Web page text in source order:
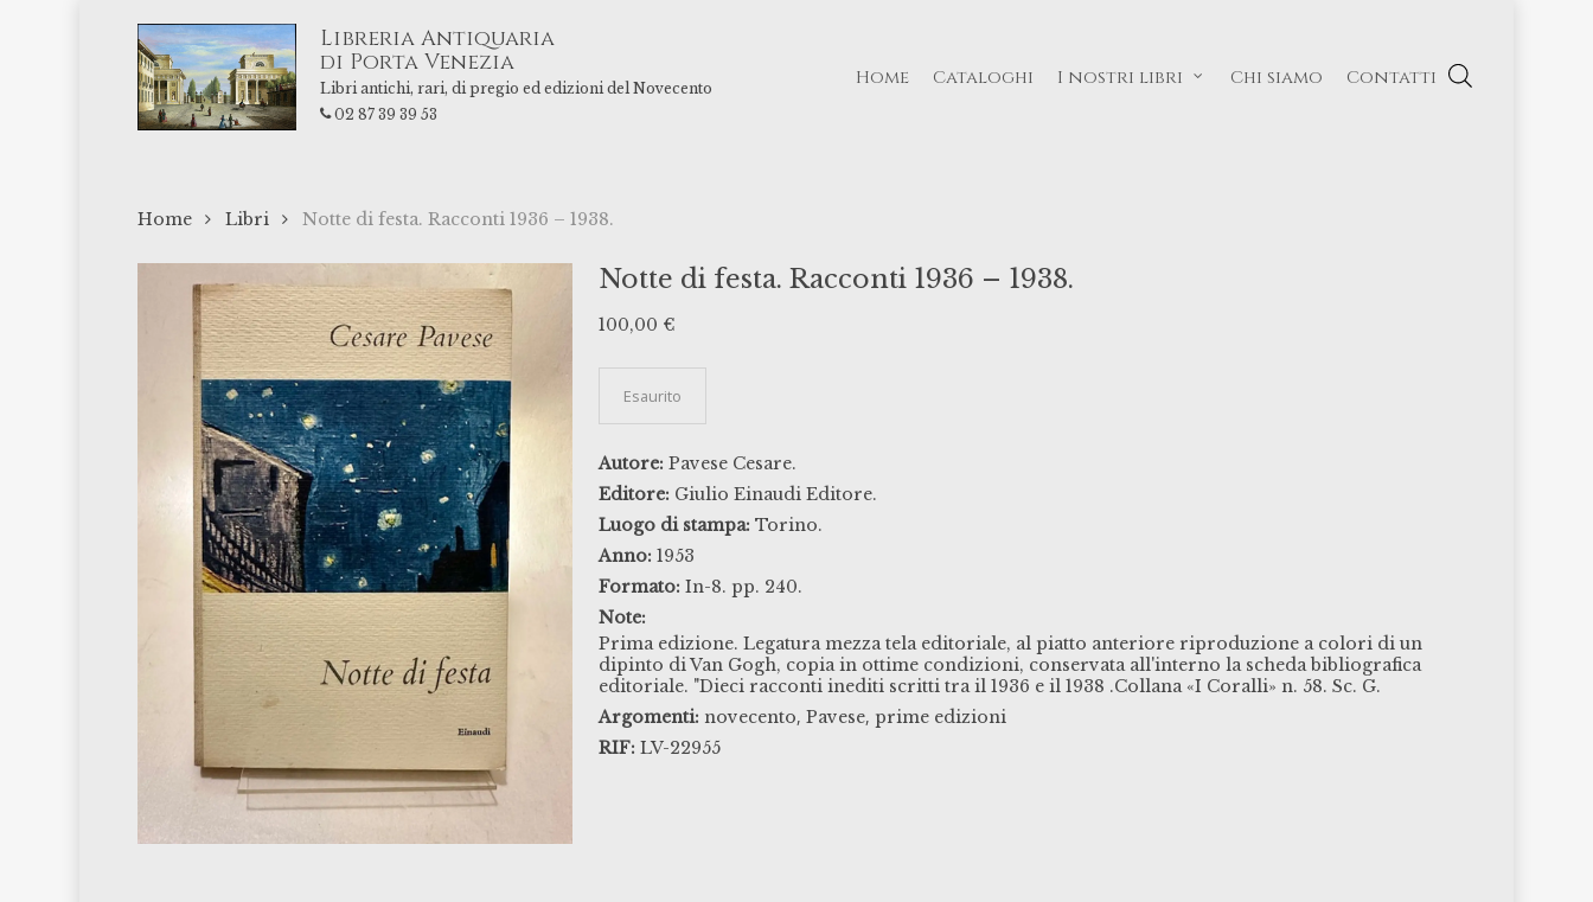
Libreria Antiquaria
di Porta Venezia
Libri antichi, rari, di pregio ed edizioni del Novecento
02 87 39 39 53
Home Cataloghi I nostri libri Chi siamo Contatti
Home Libri Notte di festa. Racconti 1936 – 1938.
Notte di festa. Racconti 1936 – 1938.
100,00 €
Esaurito
Autore: Pavese Cesare.
Editore: Giulio Einaudi Editore.
Luogo di stampa: Torino.
Anno: 1953
Formato: In-8. pp. 240.
Note:
Prima edizione. Legatura mezza tela editoriale, al piatto anteriore riproduzione a colori di un
dipinto di Van Gogh, copia in ottime condizioni, conservata all'interno la scheda bibliografica
editoriale. "Dieci racconti inediti scritti tra il 1936 e il 1938 .Collana «I Coralli» n. 58. Sc. G.
Argomenti: novecento,Pavese, prime edizioni
RIF: LV-22955